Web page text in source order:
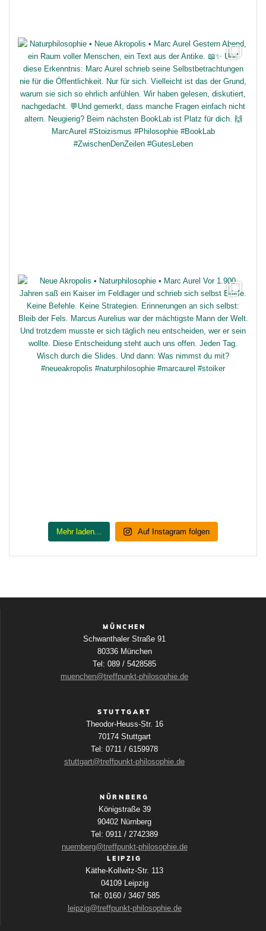
Mehr laden... Auf Instagram folgen
MÜNCHEN
Schwanthaler Straße 91
80336 München
Tel: 089 / 5428585
muenchen@treffpunkt-philosophie.de
STUTTGART
Theodor-Heuss-Str. 16
70174 Stuttgart
Tel: 0711 / 6159978
stuttgart@treffpunkt-philosophie.de
NÜRNBERG
Königstraße 39
90402 Nürnberg
Tel: 0911 / 2742389
nuernberg@treffpunkt-philosophie.de
LEIPZIG
Käthe-Kollwitz-Str. 113
04109 Leipzig
Tel: 0160 / 3467 585
leipzig@treffpunkt-philosophie.de